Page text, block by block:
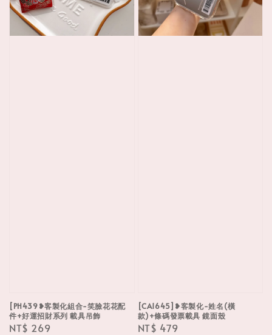
[PH439❥客製化組合-笑臉花花配
件+好運招財系列 載具吊飾
Regular
NT$ 269
[CA1645]❥客製化-姓名(橫
款)+條碼發票載具 鏡面殼
Regular
NT$ 479